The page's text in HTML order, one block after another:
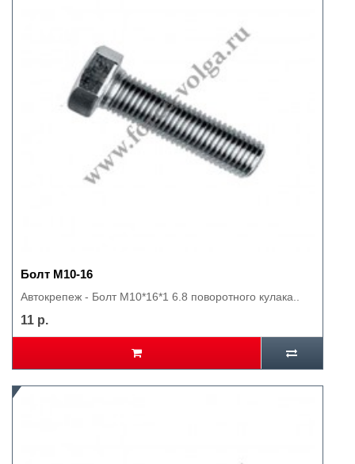
Болт М10-16
Автокрепеж - Болт М10*16*1 6.8 поворотного кулака..
11 р.